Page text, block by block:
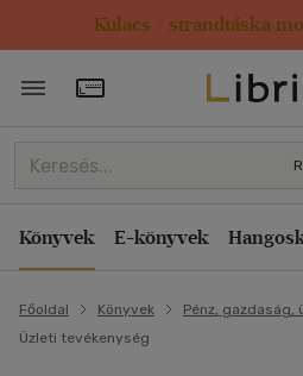
Kulacs / strandtáska
Törzsvásárlói Kártya
Könyvek E-könyvek
Főoldal Könyvek
Pénz, gazdaság,
Üzleti tevékenység